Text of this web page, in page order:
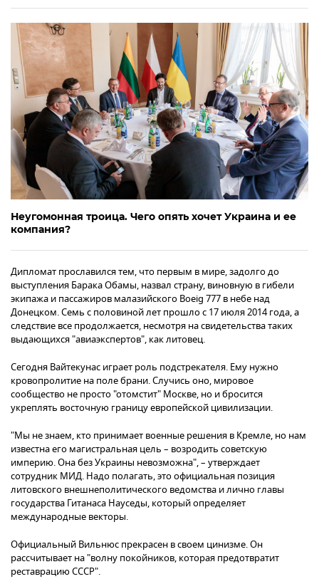
Неугомонная троица. Чего опять хочет Украина и ее
компания?
Дипломат прославился тем, что первым в мире, задолго до
выступления Барака Обамы, назвал страну, виновную в гибели
экипажа и пассажиров малазийского Boeig 777 в небе над
Донецком. Семь с половиной лет прошло с 17 июля 2014 года, а
следствие все продолжается, несмотря на свидетельства таких
выдающихся "авиаэкспертов", как литовец.
Сегодня Вайтекунас играет роль подстрекателя. Ему нужно
кровопролитие на поле брани. Случись оно, мировое
сообщество не просто "отомстит" Москве, но и бросится
укреплять восточную границу европейской цивилизации.
"Мы не знаем, кто принимает военные решения в Кремле, но нам
известна его магистральная цель – возродить советскую
империю. Она без Украины невозможна", – утверждает
сотрудник МИД. Надо полагать, это официальная позиция
литовского внешнеполитического ведомства и лично главы
государства Гитанаса Науседы, который определяет
международные векторы.
Официальный Вильнюс прекрасен в своем цинизме. Он
рассчитывает на "волну покойников, которая предотвратит
реставрацию СССР".